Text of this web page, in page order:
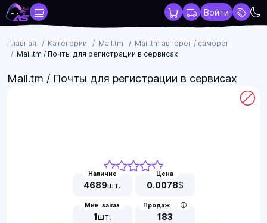
Войти
Главная Категории Mail.tm
Mail.tm авторег / саморег
Mail.tm / Почты для регистрации в сервисах
Mail.tm / Почты для регистрации в сервисах
Наличие
4689шт.
Цена
0.0078$
Мин. заказ
1шт.
Продаж
183